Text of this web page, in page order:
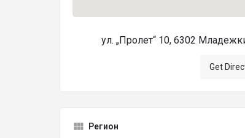
ул. „Пролет“ 10, 6302
Get
Регион